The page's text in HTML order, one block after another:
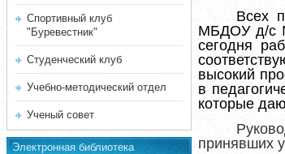
Спортивный клуб
"Буревестник"
Студенческий клуб
Учебно-методический отдел
Ученый совет
Электронная библиотека
Всех
МБДОУ д/с
сегодня
высокий
в
которые
принявших